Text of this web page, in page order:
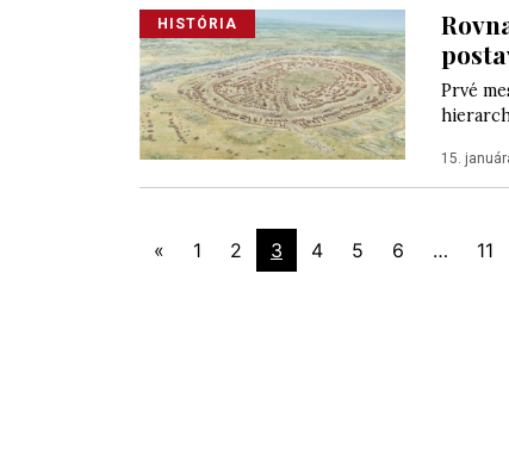
HISTÓRIA
Prvé
15.
« 1 2 3 4 5 6 … 11